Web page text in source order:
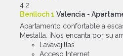
4 2
Benlloch 1 Valencia -
Apartamento confortable a
Mestalla. ¡Nos encanta por su
Lavavajillas
Acceso Internet